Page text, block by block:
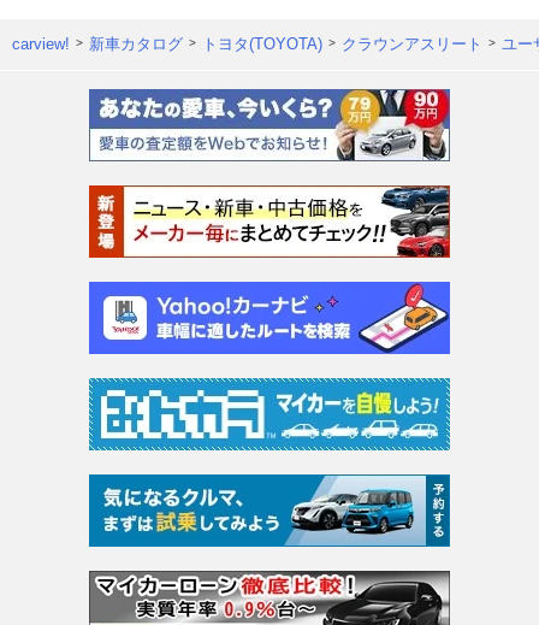
carview! 新車カタログ トヨタ(TOYOTA) クラウンアスリート ユー